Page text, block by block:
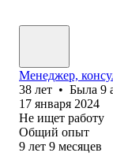
Менеджер,
38 лет • Была 9
17 января 2024
Не ищет работу
Общий опыт
9 лет 9 месяцев